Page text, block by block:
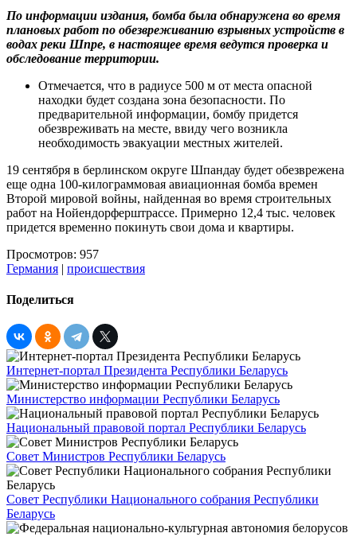
По информации издания, бомба была обнаружена во время
плановых работ по обезвреживанию взрывных устройств в
водах реки Шпре, в настоящее время ведутся проверка и
обследование территории.
Отмечается, что в радиусе 500 м от места опасной
находки будет создана зона безопасности. По
предварительной информации, бомбу придется
обезвреживать на месте, ввиду чего возникла
необходимость эвакуации местных жителей.
19 сентября в берлинском округе Шпандау будет обезврежена
еще одна 100-килограммовая авиационная бомба времен
Второй мировой войны, найденная во время строительных
работ на Нойендорферштрассе. Примерно 12,4 тыс. человек
придется временно покинуть свои дома и квартиры.
Просмотров: 957
Германия | происшествия
Поделиться
Интернет-портал Президента Республики Беларусь
Министерство информации Республики Беларусь
Национальный правовой портал Республики Беларусь
Совет Министров Республики Беларусь
Совет Республики Национального собрания Республики
Беларусь